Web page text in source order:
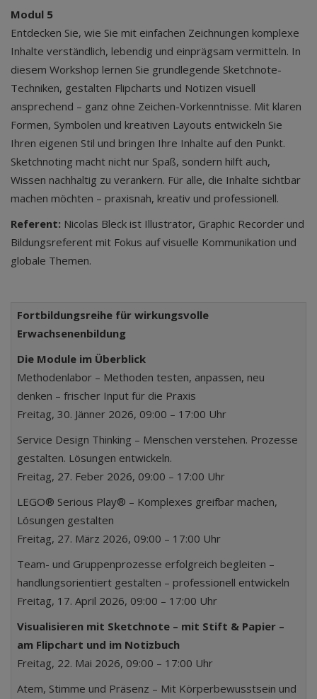
Modul 5
Entdecken Sie, wie Sie mit einfachen Zeichnungen komplexe
Inhalte verständlich, lebendig und einprägsam vermitteln. In
diesem Workshop lernen Sie grundlegende Sketchnote-
Techniken, gestalten Flipcharts und Notizen visuell
ansprechend – ganz ohne Zeichen-Vorkenntnisse. Mit klaren
Formen, Symbolen und kreativen Layouts entwickeln Sie
Ihren eigenen Stil und bringen Ihre Inhalte auf den Punkt.
Sketchnoting macht nicht nur Spaß, sondern hilft auch,
Wissen nachhaltig zu verankern. Für alle, die Inhalte sichtbar
machen möchten – praxisnah, kreativ und professionell.
Referent: Nicolas Bleck ist Illustrator, Graphic Recorder und
Bildungsreferent mit Fokus auf visuelle Kommunikation und
globale Themen.
Fortbildungsreihe für wirkungsvolle
Erwachsenenbildung
Die Module im Überblick
Methodenlabor – Methoden testen, anpassen, neu
denken – frischer Input für die Praxis
Freitag, 30. Jänner 2026, 09:00 – 17:00 Uhr
Service Design Thinking – Menschen verstehen. Prozesse
gestalten. Lösungen entwickeln.
Freitag, 27. Feber 2026, 09:00 – 17:00 Uhr
LEGO® Serious Play® – Komplexes greifbar machen,
Lösungen gestalten
Freitag, 27. März 2026, 09:00 – 17:00 Uhr
Team- und Gruppenprozesse erfolgreich begleiten –
handlungsorientiert gestalten – professionell entwickeln
Freitag, 17. April 2026, 09:00 – 17:00 Uhr
Visualisieren mit Sketchnote – mit Stift & Papier –
am Flipchart und im Notizbuch
Freitag, 22. Mai 2026, 09:00 – 17:00 Uhr
Atem, Stimme und Präsenz – Mit Körperbewusstsein und